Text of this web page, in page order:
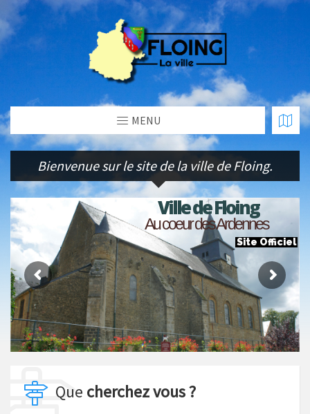
MENU
Bienvenue sur le site de la ville de Floing.
Ville de Floing
Au coeur des Ardennes
Site Officiel
Que cherchez vous ?